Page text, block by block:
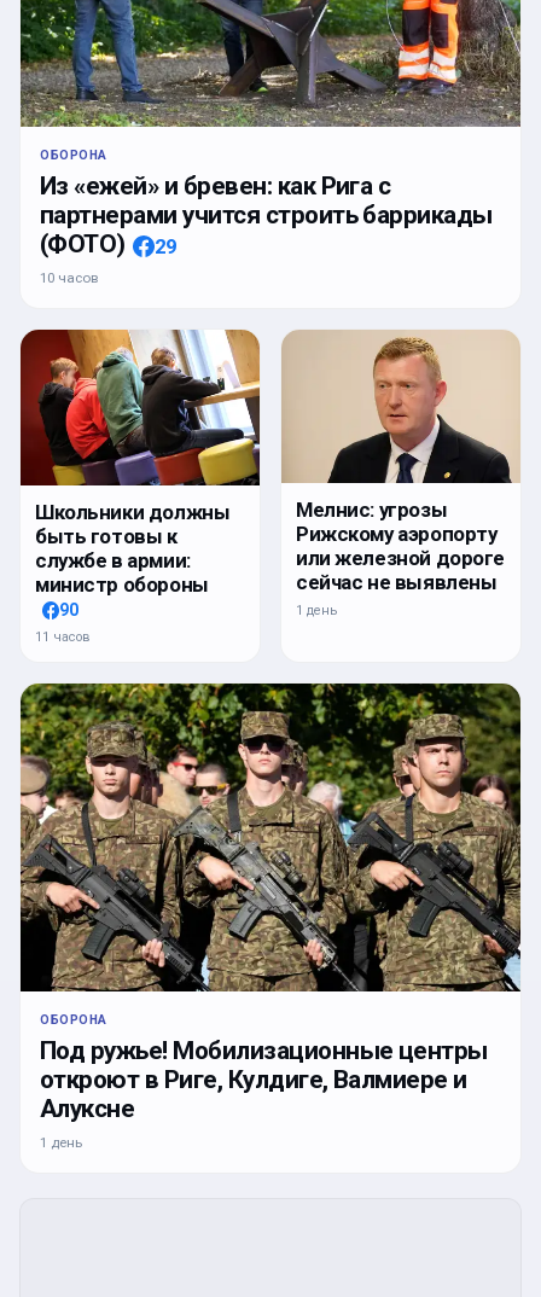
ОБОРОНА
Из «ежей» и бревен: как Рига с
партнерами учится строить баррикады
(ФОТО)
29
10 часов
Школьники должны
быть готовы к
службе в армии:
министр обороны
90
11 часов
Мелнис: угрозы
Рижскому аэропорту
или железной дороге
сейчас не выявлены
1 день
ОБОРОНА
Под ружье! Мобилизационные центры
откроют в Риге, Кулдиге, Валмиере и
Алуксне
1 день